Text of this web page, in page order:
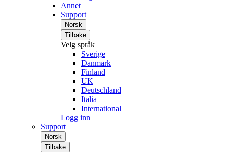
Annet
Support
Norsk
Tilbake
Velg språk
Sverige
Danmark
Finland
UK
Deutschland
Italia
International
Logg inn
Support
Norsk
Tilbake